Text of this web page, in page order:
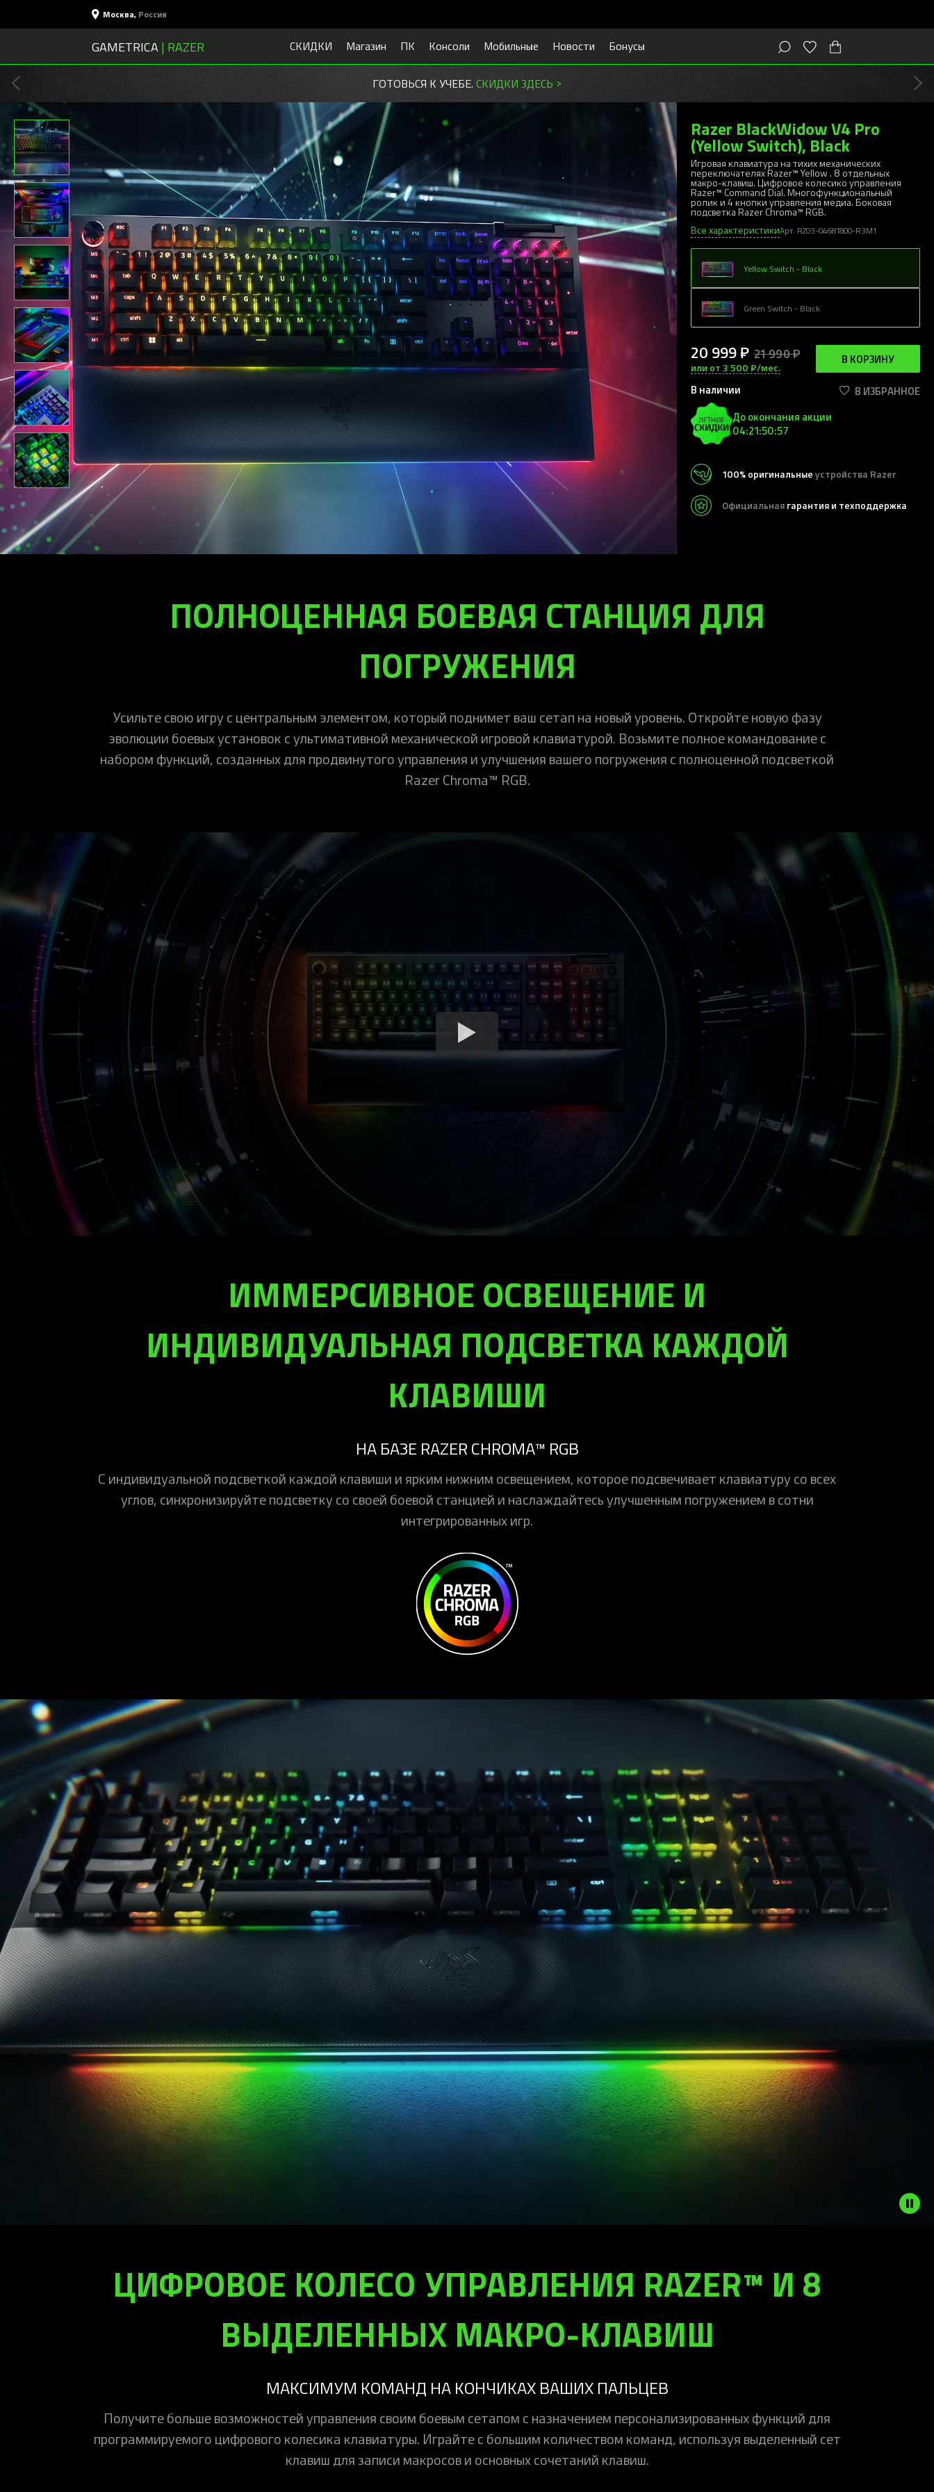
Москва, Россия
GAMETRICA | RAZER СКИДКИ Магазин ПК Консоли Мобильные Новости Бонусы
ГОТОВЬСЯ К УЧЕБЕ. СКИДКИ ЗДЕСЬ >
Razer BlackWidow V4 Pro
(Yellow Switch), Black
Игровая клавиатура на тихих механических
переключателях Razer™ Yellow . 8 отдельных
макро-клавиш. Цифровое колесико управления
Razer™ Command Dial. Многофункциональный
ролик и 4 кнопки управления медиа. Боковая
подсветка Razer Chroma™ RGB.
Все характеристикиАрт. RZ03-04681800-R3M1
Yellow Switch - Black
Green Switch - Black
20 999 ₽ 21 990 ₽
или от 3 500 ₽/мес.
В наличии
В КОРЗИНУ
В ИЗБРАННОЕ
До окончания акции
04:21:50:52
100% оригинальные устройства Razer
Официальная гарантия и техподдержка
ПОЛНОЦЕННАЯ БОЕВАЯ СТАНЦИЯ ДЛЯ
ПОГРУЖЕНИЯ
Усильте свою игру с центральным элементом, который поднимет ваш сетап на новый уровень. Откройте новую фазу
эволюции боевых установок с ультимативной механической игровой клавиатурой. Возьмите полное командование с
набором функций, созданных для продвинутого управления и улучшения вашего погружения с полноценной подсветкой
Razer Chroma™ RGB.
ИММЕРСИВНОЕ ОСВЕЩЕНИЕ И
ИНДИВИДУАЛЬНАЯ ПОДСВЕТКА КАЖДОЙ
КЛАВИШИ
НА БАЗЕ RAZER CHROMA™ RGB
С индивидуальной подсветкой каждой клавиши и ярким нижним освещением, которое подсвечивает клавиатуру со всех
углов, синхронизируйте подсветку со своей боевой станцией и наслаждайтесь улучшенным погружением в сотни
интегрированных игр.
ЦИФРОВОЕ КОЛЕСО УПРАВЛЕНИЯ RAZER™ И 8
ВЫДЕЛЕННЫХ МАКРО-КЛАВИШ
МАКСИМУМ КОМАНД НА КОНЧИКАХ ВАШИХ ПАЛЬЦЕВ
Получите больше возможностей управления своим боевым сетапом с назначением персонализированных функций для
программируемого цифрового колесика клавиатуры. Играйте с большим количеством команд, используя выделенный сет
клавиш для записи макросов и основных сочетаний клавиш.